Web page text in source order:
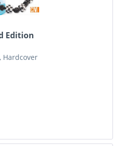
Edition
Hardcover